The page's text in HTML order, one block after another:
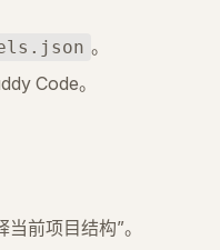
。
Code。
前项目结构”。